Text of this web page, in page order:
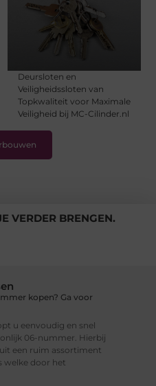
Deursloten en
Veiligheidssloten van
Topkwaliteit voor Maximale
Veiligheid bij MC-Cilinder.nl
VERDER BRENGEN.
kopen? Ga voor
u eenvoudig en snel
06-nummer. Hierbij
een ruim assortiment
welke door het